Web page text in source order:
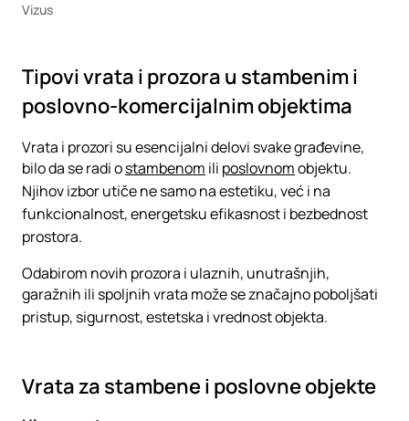
Vizus
Tipovi vrata i prozora u stambenim i
poslovno-komercijalnim objektima
Vrata i prozori su esencijalni delovi svake građevine,
bilo da se radi ostambenom ili poslovnomobjektu.
Njihov izbor utiče ne samo na estetiku, već i na
funkcionalnost, energetsku efikasnost i bezbednost
prostora.
Odabirom novih prozora i ulaznih, unutrašnjih,
garažnih ili spoljnih vrata može se značajno poboljšati
pristup, sigurnost, estetska i vrednost objekta.
Vrata za stambene i poslovne objekte